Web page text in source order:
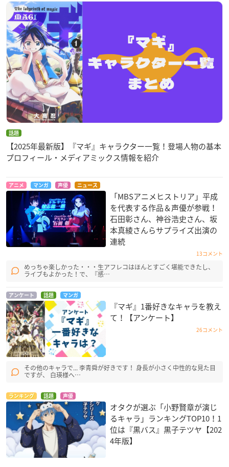
話題
【2025年最新版】『マギ』キャラクター一覧！登場人物の基本
プロフィール・メディアミックス情報を紹介
アニメ マンガ 声優 ニュース
「MBSアニメヒストリア」平成
を代表する作品＆声優が参戦！
石田彰さん、神谷浩史さん、坂
本真綾さんらサプライズ出演の
連続
13コメント
めっちゃ楽しかった・・・生アフレコはほんとすごく堪能できたし、
ライブもよかった！で、『感…
アンケート 話題 マンガ
『マギ』1番好きなキャラを教え
て！【アンケート】
26コメント
その他のキャラで... 李青舜が好きです！ 身長が小さく中性的な見た目
ですが、 白瑛様へ…
ランキング 話題 声優
オタクが選ぶ「小野賢章が演じ
るキャラ」ランキングTOP10！1
位は『黒バス』黒子テツヤ【202
4年版】